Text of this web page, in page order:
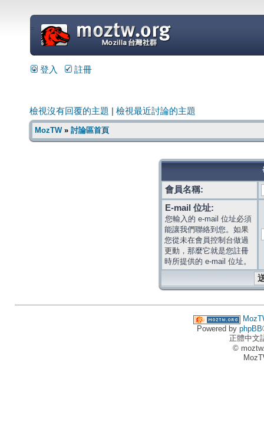
=
登入 註冊
檢視沒有回覆的主題 檢視最近討論的主題
MozTW» 討論區首頁
會員名稱:
E-mail 位址:
您輸入的 e-mail 位址必須
能讓我們聯絡到您。如果
您從未在會員控制台做過
更動，那麼它就是您註冊
時所提供的 e-mail 位址。
Powered by phpBB
正體中文
©